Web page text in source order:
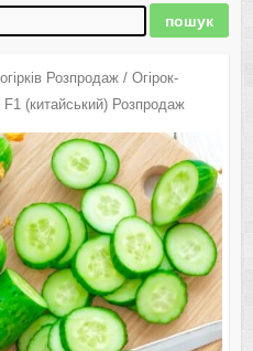
Розпродаж/ Огірок-
F1 (китайський) Розпродаж